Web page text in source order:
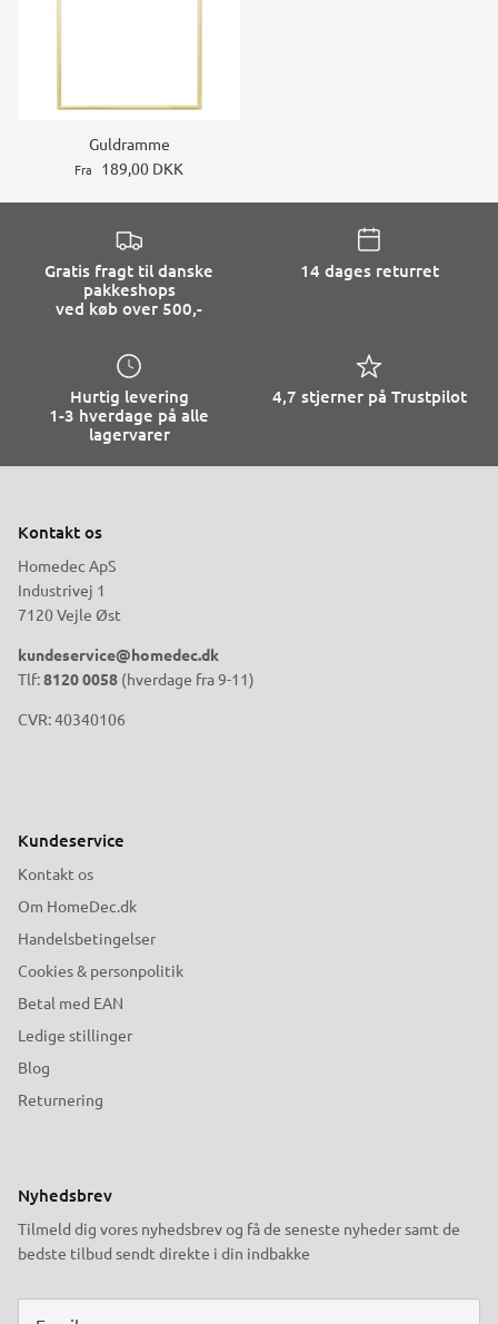
Guldramme
Fra 189,00 DKK
Gratis fragt til danske
pakkeshops
ved køb over 500,-
14 dages returret
Hurtig levering
1-3 hverdage på alle
lagervarer
4,7 stjerner på Trustpilot
Kontakt os
Homedec ApS
Industrivej 1
7120 Vejle Øst
kundeservice@homedec.dk
Tlf:8120 0058 (hverdage fra 9-11)
CVR: 40340106
Kundeservice
Kontakt os
Om HomeDec.dk
Handelsbetingelser
Cookies & personpolitik
Betal med EAN
Ledige stillinger
Blog
Returnering
Nyhedsbrev
Tilmeld dig vores nyhedsbrev og få de seneste nyheder samt de
bedste tilbud sendt direkte i din indbakke